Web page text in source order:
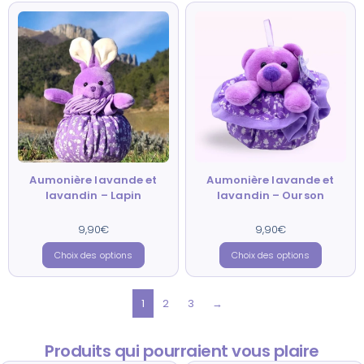
Aumonière lavande et
lavandin – Lapin
Note
4.67
9,90€
Choix des options
Aumonière lavande et
lavandin – Ourson
Note
5.00
9,90€
Choix des options
1 2 3 →
Produits qui pourraient vous plaire